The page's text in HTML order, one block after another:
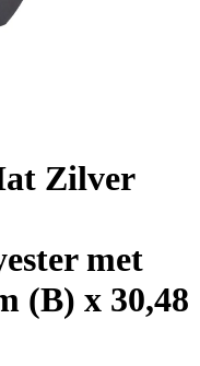
Zilver
met
(B) x 30,48